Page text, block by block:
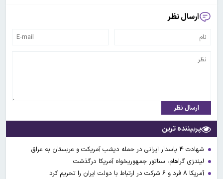
ارسال نظر
ارسال نظر
پربیننده ترین
شهادت ۴ پاسدار ایرانی در حمله دیشب آمریکت و عربستان به عراق
لیندزی گراهام، سناتور جمهوریخواه آمریکا درگذشت
آمریکا ۸ فرد و ۶ شرکت در ارتباط با دولت ایران را تحریم کرد